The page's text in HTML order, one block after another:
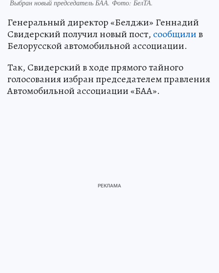
Выбран новый председатель БАА. Фото: БелТА.
Генеральный директор «Белджи» Геннадий
Свидерский получил новый пост, сообщилив
Белорусской автомобильной ассоциации.
Так, Свидерский в ходе прямого тайного
голосования избран председателем правления
Автомобильной ассоциации «БАА».